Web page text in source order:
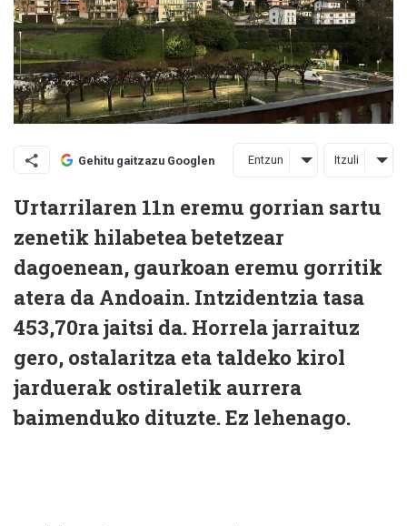
Gehitu gaitzazu Googlen Entzun Itzuli
Urtarrilaren 11n eremu gorrian sartu
zenetik hilabetea betetzear
dagoenean, gaurkoan eremu gorritik
atera da Andoain. Intzidentzia tasa
453,70ra jaitsi da. Horrela jarraituz
gero, ostalaritza eta taldeko kirol
jarduerak ostiraletik aurrera
baimenduko dituzte. Ez lehenago.